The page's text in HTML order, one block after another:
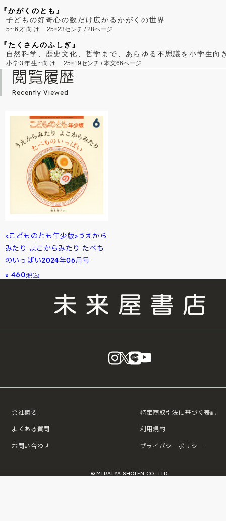
『かがくのとも』
子どもの好奇心の数だけ広がるかがくの世界
5~6才向け25×23センチ / 28ページ
『たくさんのふしぎ』
自然科学、歴史文化、哲学まで、あらゆる不思議を小学生向
小学3年生~向け 25×19センチ / 本文66ページ
閲覧履歴
Recently Viewed
<こどものとも年少版>うえから
みたり よこからみたり たべも
のいっぱい2024年06月号
¥ 460(税込)
instagram
X LINE
会社概要
よくある質問
お問い合わせ
特定商取引法に基づく表記
利用規約
プライバシーポリシー
© MIRAIYA SHOTEN CO., LTD.